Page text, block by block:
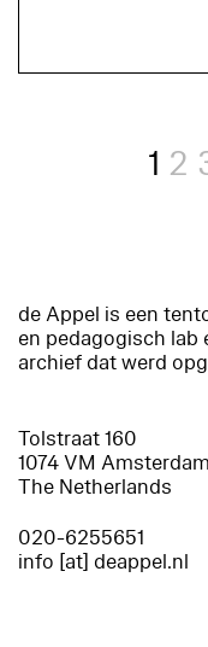
1 2
de Appel is een
en pedagogisch lab
archief dat werd
Tolstraat 160
1074 VM Amsterdam
The Netherlands
020-6255651
info [at] deappel.nl